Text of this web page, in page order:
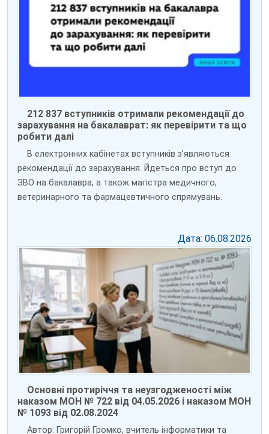
212 837 вступників отримали рекомендації до
зарахування на бакалаврат: як перевірити та що
робити далі
В електронних кабінетах вступників зʼявляються
рекомендації до зарахування. Йдеться про вступ до
ЗВО на бакалавра, а також магістра медичного,
ветеринарного та фармацевтичного спрямувань.
Дата: 06.08.2026
Основні протиріччя та неузгодженості між
наказом МОН № 722 від 04.05.2026 і наказом МОН
№ 1093 від 02.08.2024
Автор: Григорій Громко, вчитель інформатики та